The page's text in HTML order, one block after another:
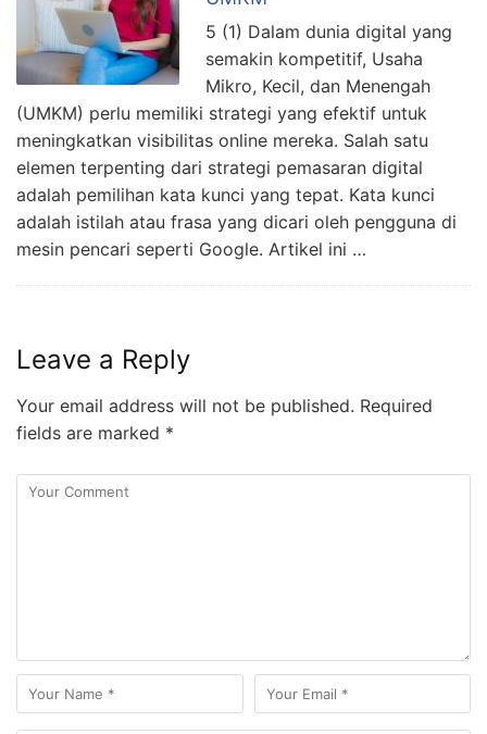
5 (1) Dalam dunia digital yang
semakin kompetitif, Usaha
Mikro, Kecil, dan Menengah
(UMKM) perlu memiliki strategi yang efektif untuk
meningkatkan visibilitas online mereka. Salah satu
elemen terpenting dari strategi pemasaran digital
adalah pemilihan kata kunci yang tepat. Kata kunci
adalah istilah atau frasa yang dicari oleh pengguna di
mesin pencari seperti Google. Artikel ini …
Leave a Reply
Your email address will not be published. Required
fields are marked *